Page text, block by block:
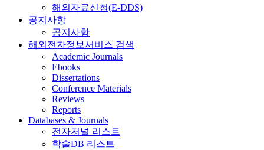
해외자료신청(E-DDS)
공지사항
공지사항
해외전자정보서비스 검색
Academic Journals
Ebooks
Dissertations
Conference Materials
Reviews
Reports
Databases & Journals
전자저널 리스트
학술DB 리스트